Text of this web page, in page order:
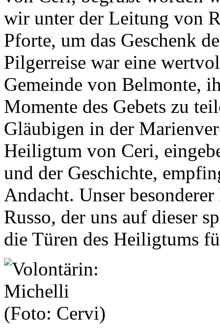
wir unter der Leitung von
Pforte, um das Geschenk
Pilgerreise war eine
Gemeinde von Belmonte,
Momente des Gebets zu
Gläubigen in der
Heiligtum von Ceri,
und der Geschichte,
Andacht. Unser
Russo, der uns auf dieser
die Türen des Heiligtums